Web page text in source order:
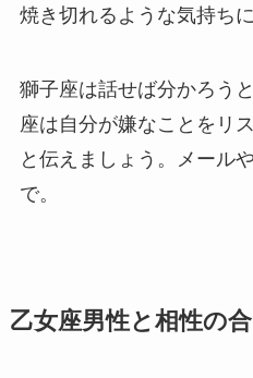
焼き切れるような気持ち
獅子座は話せば分かろう
座は自分が嫌なことをリ
と伝えましょう。メール
で。
乙女座男性と相性の